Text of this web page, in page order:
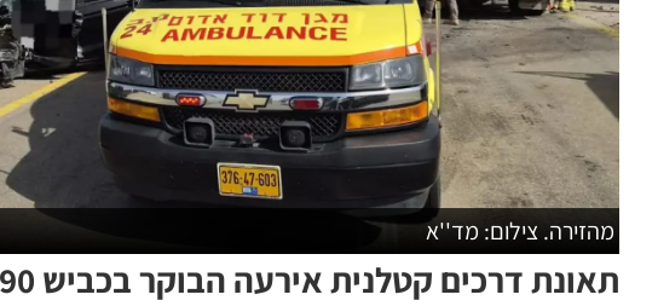
מהזירה. צילום: מד''א